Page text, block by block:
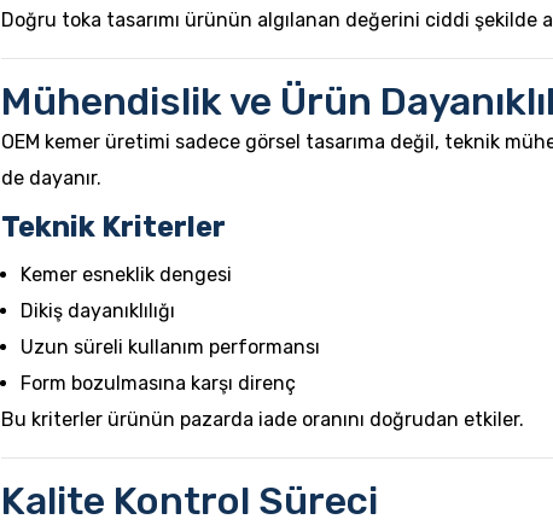
Doğru toka tasarımı ürünün algılanan değerini ciddi şekilde
Mühendislik ve Ürün
OEM kemer üretimi sadece görsel tasarıma değil, teknik
de dayanır.
Teknik Kriterler
Kemer esneklik dengesi
Dikiş dayanıklılığı
Uzun süreli kullanım performansı
Form bozulmasına karşı direnç
Bu kriterler ürünün pazarda iade oranını doğrudan etkiler.
Kalite Kontrol Süreci